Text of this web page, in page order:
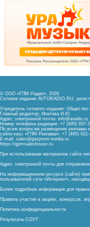
© ООО «ГПМ Радио», 2026
Сетевое издание AVTORADIO.RU,
Учредитель сетевого издания:
Главный редактор: Ипатова И.Ю.
Адрес электронной почты: info@aradio.ru
Номер телефона редакции: +7 (495) 937-
По всем вопросам размещения рекламы
сейлз-хаус «ГПМ Реклама»: +7 (495) 921-
E-mail: sales@gazprom-media.ru
https://gpmsaleshouse.ru
При использовании материалов сайта
Адрес электронной почты для
На информационном ресурсе (сайте)
пользователей сети «Интернет»,
Более подробная информация для
Правила участия в акциях, конкурсах,
Политика конфиденциальности
Результаты СОУТ